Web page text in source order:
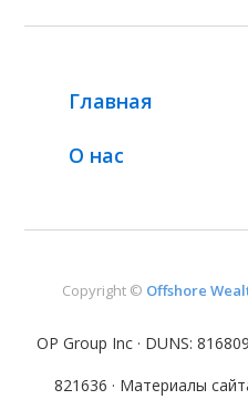
Главная
О нас
Copyright © Offshore
OP Group Inc · DUNS:
821636 · Материалы